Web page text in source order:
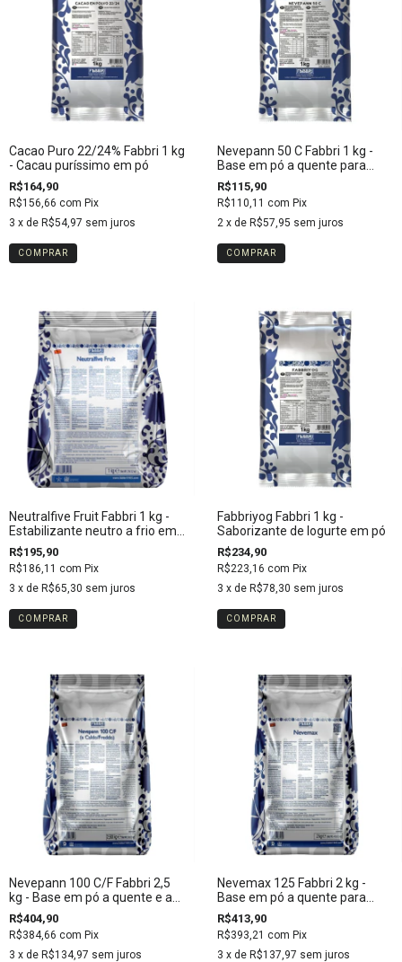
Cacao Puro 22/24% Fabbri 1 kg
- Cacau puríssimo em pó
R$164,90
R$156,66 com Pix
3 x de R$54,97 sem juros
Nevepann 50 C Fabbri 1 kg -
Base em pó a quente para
gelateria
R$115,90
R$110,11 com Pix
2 x de R$57,95 sem juros
Neutralfive Fruit Fabbri 1 kg -
Estabilizante neutro a frio em
pó italiano
R$195,90
R$186,11 com Pix
3 x de R$65,30 sem juros
Fabbriyog Fabbri 1 kg -
Saborizante de Iogurte em pó
R$234,90
R$223,16 com Pix
3 x de R$78,30 sem juros
Nevepann 100 C/F Fabbri 2,5
kg - Base em pó a quente e a
frio para gelatos e sorvetes
R$404,90
R$384,66 com Pix
3 x de R$134,97 sem juros
Nevemax 125 Fabbri 2 kg -
Base em pó a quente para
gelatos e sorvetes
R$413,90
R$393,21 com Pix
3 x de R$137,97 sem juros